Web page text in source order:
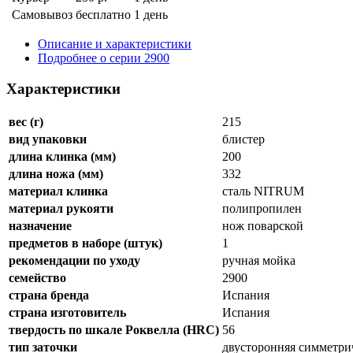
Самовывоз бесплатно 1 день
Описание и характеристики
Подробнее о серии 2900
Характеристики
вес (г)
215
вид упаковки
блистер
длина клинка (мм)
200
длина ножа (мм)
332
материал клинка
сталь NITRUM
материал рукояти
полипропилен
назначение
нож поварской
предметов в наборе (штук)
1
рекомендации по уходу
ручная мойка
семейство
2900
страна бренда
Испания
страна изготовитель
Испания
твердость по шкале Роквелла (HRC) 56
тип заточки
двусторонняя